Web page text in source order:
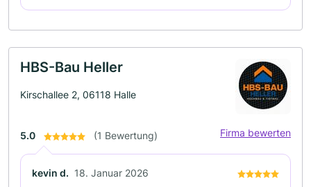
HBS-Bau Heller
Kirschallee 2, 06118 Halle
5.0 (1 Bewertung) Firma bewerten
kevin d. 18. Januar 2026